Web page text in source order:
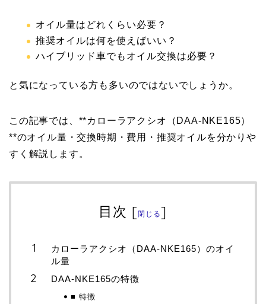
オイル量はどれくらい必要？
推奨オイルは何を使えばいい？
ハイブリッド車でもオイル交換は必要？
と気になっている方も多いのではないでしょうか。
この記事では、**カローラアクシオ（DAA-NKE165）
**のオイル量・交換時期・費用・推奨オイルを分かりや
すく解説します。
目次 [閉じる]
カローラアクシオ（DAA-NKE165）のオイ
ル量
DAA-NKE165の特徴
■ 特徴